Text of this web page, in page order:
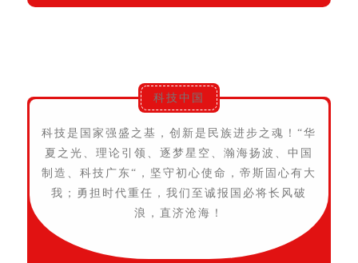
科技中国
科技是国家强盛之基，创新是民族进步之魂！“华
夏之光、理论引领、逐梦星空、瀚海扬波、中国
制造、科技广东“，坚守初心使命，帝斯固心有大
我；勇担时代重任，我们至诚报国必将长风破
浪，直济沧海！